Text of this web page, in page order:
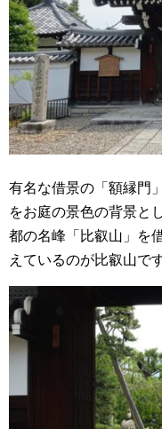
有名な借景の「額縁門
をお庭の景色の背景と
都の名峰「比叡山」を
えているのが比叡山です